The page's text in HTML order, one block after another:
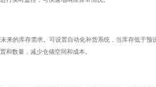
来的库存需求。可设置自动化补货系统，当库存低于预
和数量，减少仓储空间和成本。